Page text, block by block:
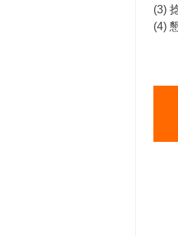
(3)
(4)